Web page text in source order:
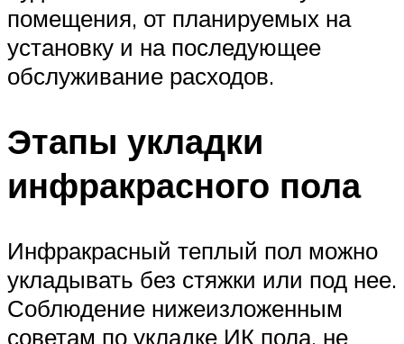
помещения, от планируемых на
установку и на последующее
обслуживание расходов.
Этапы укладки
инфракрасного пола
Инфракрасный теплый пол можно
укладывать без стяжки или под нее.
Соблюдение нижеизложенным
советам по укладке ИК пола, не